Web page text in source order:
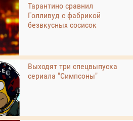
Тарантино сравнил
Голливуд с фабрикой
безвкусных сосисок
Выходят три спецвыпуска
сериала "Симпсоны"